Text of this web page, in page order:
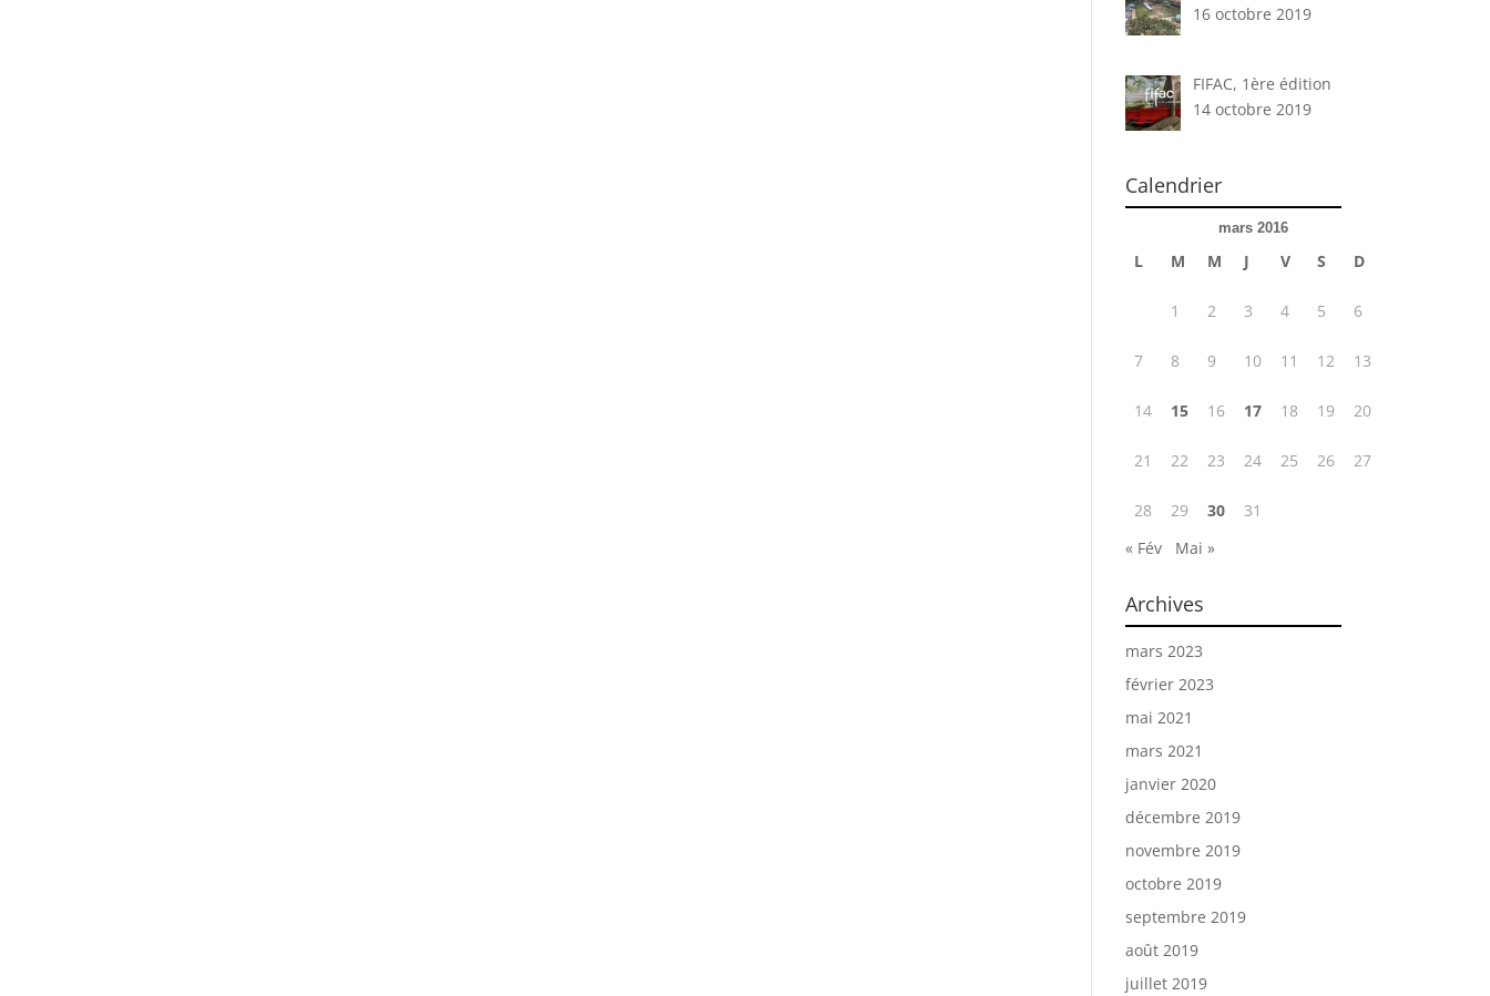
16 octobre 2019
FIFAC, 1ère édition
14 octobre 2019
Calendrier
mars 2016
L M M J V S D
1 2 3 4 5 6
7 8 9 10 11 12 13
14 15 16 17 18 19 20
21 22 23 24 25 26 27
28 29 30
31
« Fév
Mai »
Archives
mars 2023
février 2023
mai 2021
mars 2021
janvier 2020
décembre 2019
novembre 2019
octobre 2019
septembre 2019
août 2019
juillet 2019